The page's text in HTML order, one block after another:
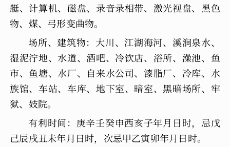
艇、计算机、磁盘、录音录相带、激光视盘、黑色
物、煤、弓形变曲物。
场所、建筑物：大川、江湖海河、溪涧泉水、
湿泥泞地、水道、酒吧、冷饮店、浴所、澡池、鱼
市、鱼塘、水厂、自来水公司、漆脂厂、冷库、水
族馆、车站、车库、地下室、暗室、黑暗场所、牢
狱、妓院。
有利时间：庚辛壬癸申西亥子年月日时，忌戊
己辰戌丑未年月日时，次忌甲乙寅卯年月日时。